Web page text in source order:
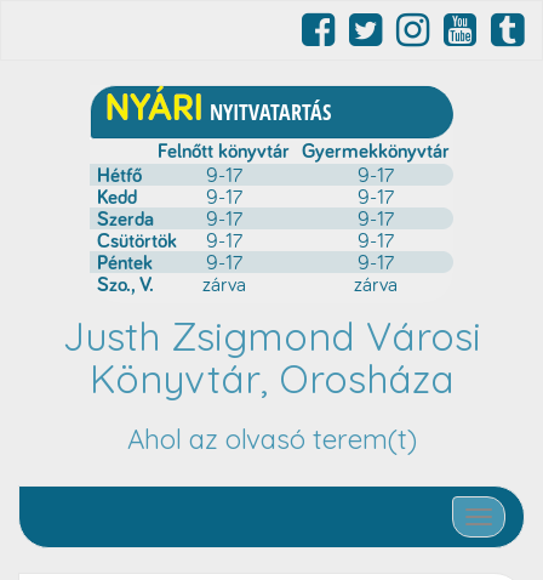
Justh Zsigmond Városi
Könyvtár, Orosháza
Ahol az olvasó terem(t)
Toggle